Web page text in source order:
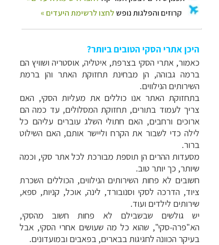
היכן אתרי הסקי הטובים ביותר?
כאמור, אתרי הסקי בצרפת, איטליה, אוסטריה ושוויץ הם
ברמה גבוהה, הן מבחינת תחזוקת האתר והן ברמת
השירותים הנילווים.
בתחזוקת האתר אנו כוללים את מעליות הסקי, האם
צריך לעמוד בתורים, תחזוקת המסלולים, עד כמה הם
ארוכים ורחבים, האם חתולי השלג עוברים עליהם כל
לילה כדי לשבור את הקרח וליישר אותם, האם השילוט
ברור.
מסעדות ההרים הן תוספת מבורכת לכל אתר סקי, וכמה
שיותר, כך יותר טוב.
חשובים לא פחות השירותים הנילווים, הכוללים השכרת
ציוד, הדרכה לסקי וסנובורד, לינה, אוכל, קניות, ספא,
שירותים לילדים ועוד.
יש גולשים שבשבילם לא פחות חשוב מהסקי,
הא"פרה-סקי", שהוא כל מה שעושים אחרי הסקי, אבל
בעיקר הכוונה לחגיגות בבארים, בפאבים ובמועדונים.